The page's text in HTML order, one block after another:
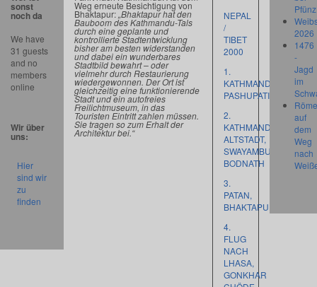
NEPAL
/
TIBET
2000
1.
KATHMANDU:
PASHUPATINATH
2.
KATHMANDU:
ALTSTADT,
SWAYAMBUNATH,
BODNATH
3.
PATAN,
BHAKTAPUR
4.
FLUG
NACH
LHASA,
GONKHAR
Weg erneute Besichtigung von
Bhaktapur:„Bhaktapur hat den
Bauboom des Kathmandu-Tals
durch eine geplante und
kontrollierte Stadtentwicklung
bisher am besten widerstanden
und dabei ein wunderbares
Stadtbild bewahrt – oder
vielmehr durch Restaurierung
wiedergewonnen. Der Ort ist
gleichzeitig eine funktionierende
Stadt und ein autofreies
Freilichtmuseum, in das
Touristen Eintritt zahlen müssen.
Sie tragen so zum Erhalt der
Architektur bei.“
sonst
noch da
We have
31 guests
and no
members
online
Wir über
uns:
Hier
sind wir
zu
finden
Pfünz
2026
1476
-
Jagd
im
auf
dem
Weg
nach